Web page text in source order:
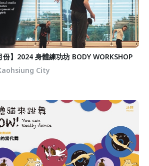
份】2024 身體練功坊 BODY WORKSHOP
City